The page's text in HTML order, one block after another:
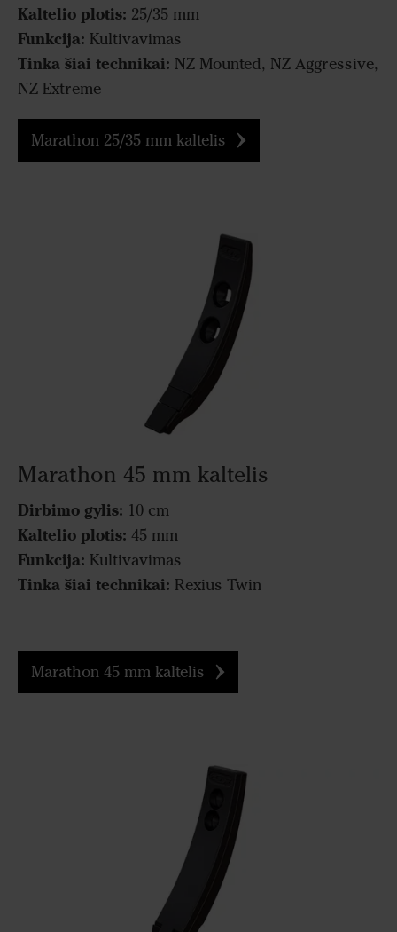
Kaltelio plotis: 25/35 mm
Funkcija: Kultivavimas
Tinka šiai technikai: NZ Mounted, NZ Aggressive,
NZ Extreme
Marathon 25/35 mm kaltelis
Marathon 45 mm kaltelis
Dirbimo gylis: 10 cm
Kaltelio plotis: 45 mm
Funkcija: Kultivavimas
Tinka šiai technikai: Rexius Twin
Marathon 45 mm kaltelis